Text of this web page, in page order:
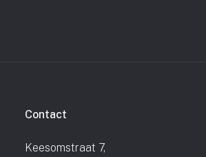
Contact
Keesomstraat 7,